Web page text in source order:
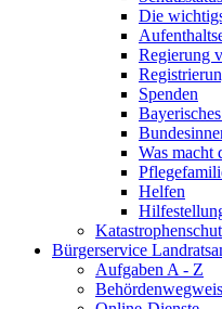
Die
Regierung
Spenden
Was macht
Helfen
Bürgerservice
Aufgaben A - Z